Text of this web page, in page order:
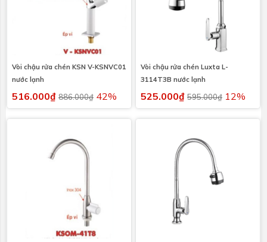
Vòi chậu rửa chén KSN V-KSNVC01
nước lạnh
516.000₫ 886.000₫ 42%
Vòi chậu rửa chén Luxta L-
3114T3B nước lạnh
525.000₫ 595.000₫ 12%